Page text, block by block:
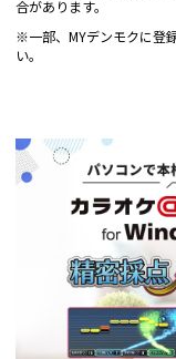
合があります。
※一部、MYデンモクに登
い。